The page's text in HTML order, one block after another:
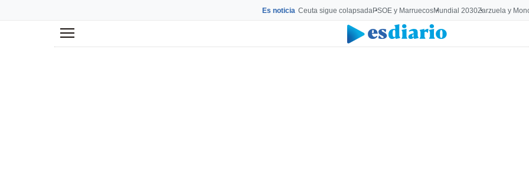
Es noticia Ceuta sigue colapsadaPSOE y MarruecosMundial 2030Zarzuela y
Menú